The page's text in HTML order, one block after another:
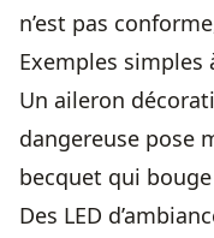
n’est pas
Exemples simples
Un aileron
dangereuse pose
becquet qui
Des LED